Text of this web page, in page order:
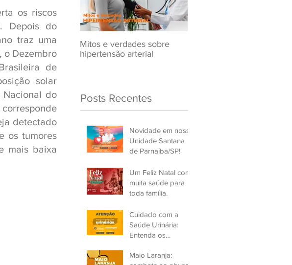
os riscos
Depois do
traz uma
o Dezembro
de
solar
Nacional do
corresponde
detectado
os tumores
mais baixa
Mitos e verdades sobre
hipertensão arterial
Posts Recentes
Novidade em nossa
Unidade Santana
de Parnaíba/SP!
Um Feliz Natal com
muita saúde para
toda família.
Cuidado com a
Saúde Urinária:
Entenda os
Infecção e Busque
Maio Laranja: